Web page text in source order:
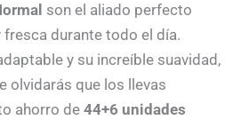
son el aliado perfecto
durante todo el día.
y su increíble suavidad,
olvidarás que los llevas
ahorro de 44+6 unidades